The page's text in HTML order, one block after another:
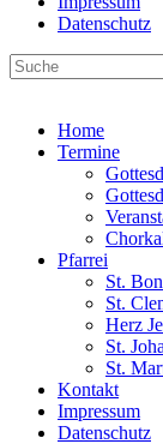
Datenschutz
Home
Termine
Pfarrei
St.
St.
Herz
St.
St.
Kontakt
Impressum
Datenschutz